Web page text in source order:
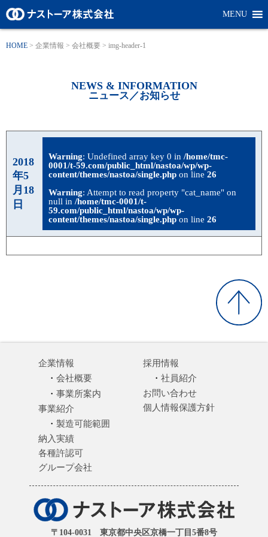
MENU
HOME > 企業情報 > 会社概要 > img-header-1
NEWS & INFORMATION
ニュース／お知らせ
2018
年5
月18
日
Warning: Undefined array key 0 in /home/tmc-
0001/t-59.com/public_html/nastoa/wp/wp-
content/themes/nastoa/single.phpon line 26
Warning: Attempt to read property "cat_name" on
null in /home/tmc-0001/t-
59.com/public_html/nastoa/wp/wp-
content/themes/nastoa/single.phpon line 26
〒104-0031 東京都中央区京橋一丁目5番8号
企業情報
会社概要
事業所案内
事業紹介
製造可能範囲
納入実績
各種許認可
グループ会社
採用情報
社員紹介
お問い合わせ
個人情報保護方針